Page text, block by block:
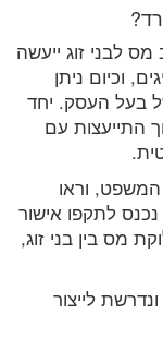
לבני זוג ייעשה
וכיום ניתן
בעל העסק. יחד
התייעצות עם
וראו
פסקי דין קלס, מלכיאלי ועוד. ב-1.1.2014 נכנס לתקפו אישור
מס בין בני זוג,
לייצור